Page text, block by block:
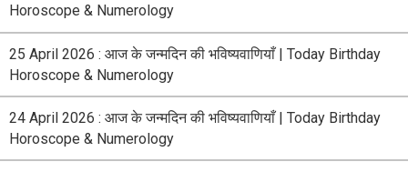
Horoscope & Numerology
25 April 2026 : आज के जन्मदिन की भविष्यवाणियाँ | Today Birthday
Horoscope & Numerology
24 April 2026 : आज के जन्मदिन की भविष्यवाणियाँ | Today Birthday
Horoscope & Numerology